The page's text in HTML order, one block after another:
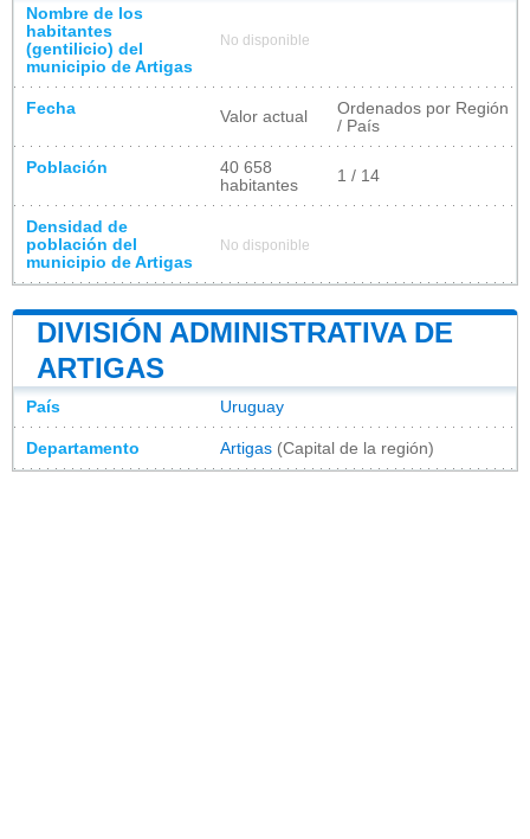
Nombre de los
habitantes
(gentilicio) del
municipio de Artigas
No disponible
Fecha Valor actual
Ordenados por Región
/ País
Población
40 658
habitantes
1 / 14
Densidad de
población del
municipio de Artigas
No disponible
DIVISIÓN ADMINISTRATIVA DE
ARTIGAS
País Uruguay
Departamento Artigas (Capital de la región)